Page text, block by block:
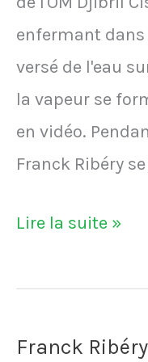
enfermant
versé de l'eau
la vapeur se
en vidéo.
Franck Ribéry
VIDÉO
Lors
la
Lire la suite »
Franck